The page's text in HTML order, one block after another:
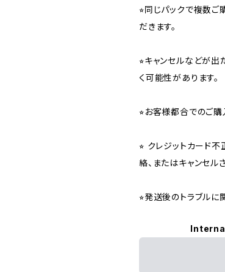
⭐︎同じパックで複数
だきます。
⭐︎キャンセルなどが
く可能性があります。
⭐︎お客様都合でのご
⭐︎ クレジットカード
絡、またはキャンセル
⭐︎発送後のトラブルに